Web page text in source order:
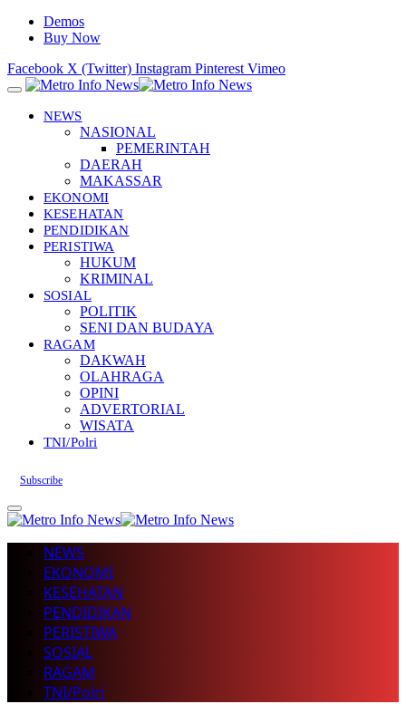
Demos
Buy Now
Facebook X (Twitter) Instagram Pinterest Vimeo
NEWS
NASIONAL
PEMERINTAH
DAERAH
MAKASSAR
EKONOMI
KESEHATAN
PENDIDIKAN
PERISTIWA
HUKUM
KRIMINAL
SOSIAL
POLITIK
SENI DAN BUDAYA
RAGAM
DAKWAH
OLAHRAGA
OPINI
ADVERTORIAL
WISATA
TNI/Polri
Subscribe
NEWS
EKONOMI
KESEHATAN
PENDIDIKAN
PERISTIWA
SOSIAL
RAGAM
TNI/Polri